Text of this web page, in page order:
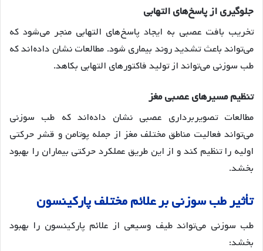
جلوگیری از پاسخ‌های التهابی
تخریب بافت عصبی به ایجاد پاسخ‌های التهابی منجر می‌شود که
می‌تواند باعث تشدید روند بیماری شود. مطالعات نشان داده‌اند که
طب سوزنی می‌تواند از تولید فاکتورهای التهابی بکاهد.
تنظیم مسیرهای عصبی مغز
مطالعات تصویربرداری عصبی نشان داده‌اند که طب سوزنی
می‌تواند فعالیت مناطق مختلف مغز از جمله پوتامن و قشر حرکتی
اولیه را تنظیم کند و از این طریق عملکرد حرکتی بیماران را بهبود
بخشد.
تأثیر طب سوزنی بر علائم مختلف پارکینسون
طب سوزنی می‌تواند طیف وسیعی از علائم پارکینسون را بهبود
بخشد: